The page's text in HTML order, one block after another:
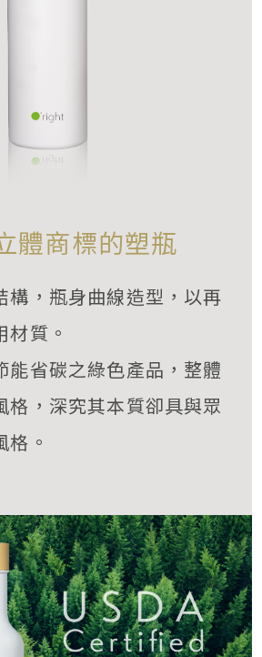
體商標的塑瓶
構，瓶身曲線造型，以再
材質。
能省碳之綠色產品，整體
格，深究其本質卻具與眾
。